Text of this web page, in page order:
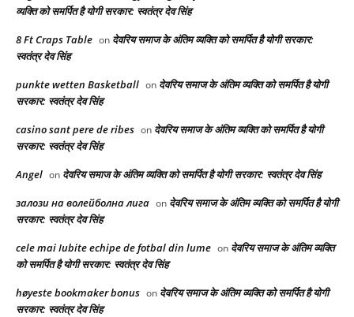
व्यक्ति को समर्पित है योगी सरकार: स्वतंत्र देव सिंह
8 Ft Craps Table on देवरिय समाज के अंतिम व्यक्ति को समर्पित है योगी सरकार:
स्वतंत्र देव सिंह
punkte wetten Basketball on देवरिय समाज के अंतिम व्यक्ति को समर्पित है योगी
सरकार: स्वतंत्र देव सिंह
casino sant pere de ribes on देवरिय समाज के अंतिम व्यक्ति को समर्पित है योगी
सरकार: स्वतंत्र देव सिंह
Angel on देवरिय समाज के अंतिम व्यक्ति को समर्पित है योगी सरकार: स्वतंत्र देव सिंह
залози на волейболна лига on देवरिय समाज के अंतिम व्यक्ति को समर्पित है योगी
सरकार: स्वतंत्र देव सिंह
cele mai Iubite echipe de fotbal din lume on देवरिय समाज के अंतिम व्यक्ति
को समर्पित है योगी सरकार: स्वतंत्र देव सिंह
høyeste bookmaker bonus on देवरिय समाज के अंतिम व्यक्ति को समर्पित है योगी
सरकार: स्वतंत्र देव सिंह